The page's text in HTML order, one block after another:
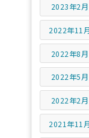
2023年2月
2022年11
2022年8月
2022年5月
2022年2月
2021年11